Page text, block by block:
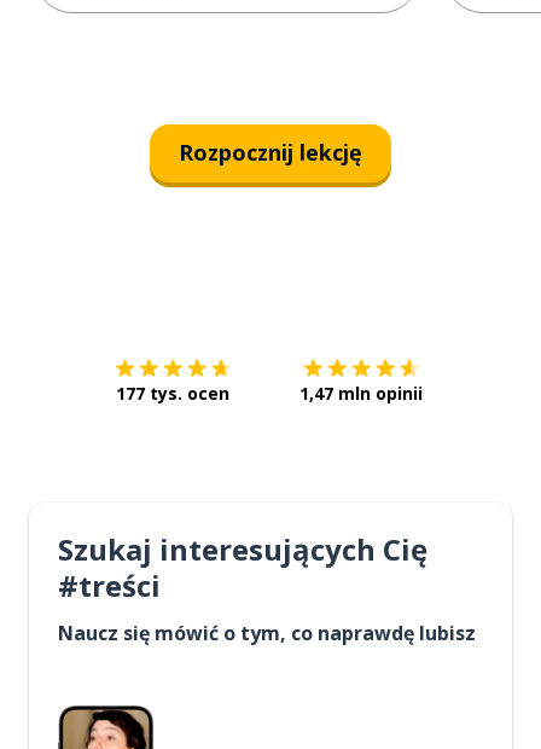
Rozpocznij lekcję
177 tys. ocen 1,47 mln opinii
Szukaj interesujących Cię
#treści
Naucz się mówić o tym, co naprawdę lubisz